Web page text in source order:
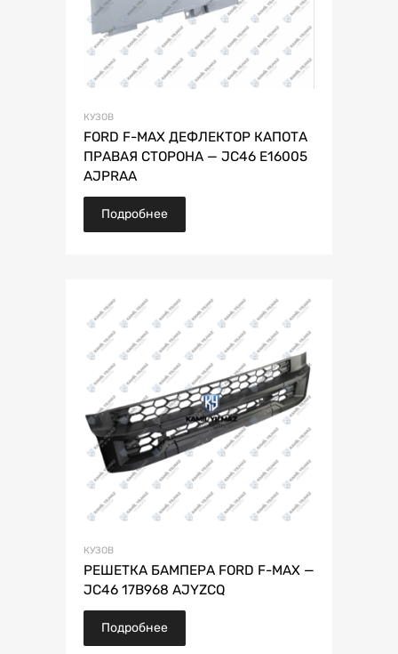
КУЗОВ
FORD F-MAX ДЕФЛЕКТОР КАПОТА
ПРАВАЯ СТОРОНА — JC46 E16005
AJPRAA
Подробнее
КУЗОВ
РЕШЕТКА БАМПЕРА FORD F-MAX —
JC46 17B968 AJYZCQ
Подробнее